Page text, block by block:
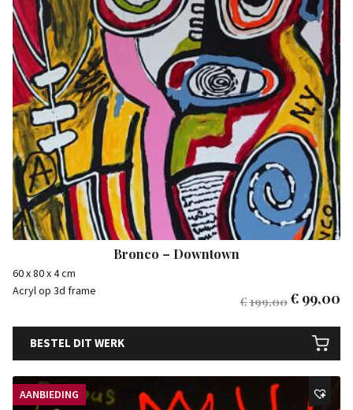
Bronco – Downtown
60 x 80 x 4 cm
Acryl op 3d frame
€199,00€ 99,00
BESTEL DIT WERK
AANBIEDING